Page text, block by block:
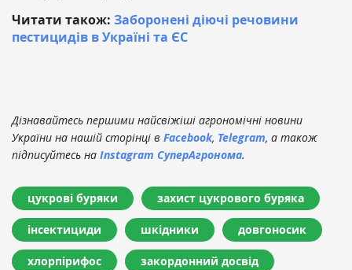
Читати також: Заборонені діючі речовини
пестицидів в Україні та ЄС
Дізнавайтесь першими найсвіжіші агрономічні новини
України на нашій сторінці в Facebook, Telegram, а також
підписуйтесь на Instagram СуперАгронома.
цукрові буряки захист цукрового буряка
інсектициди шкідники довгоносик
хлорпірифос закордонний досвід